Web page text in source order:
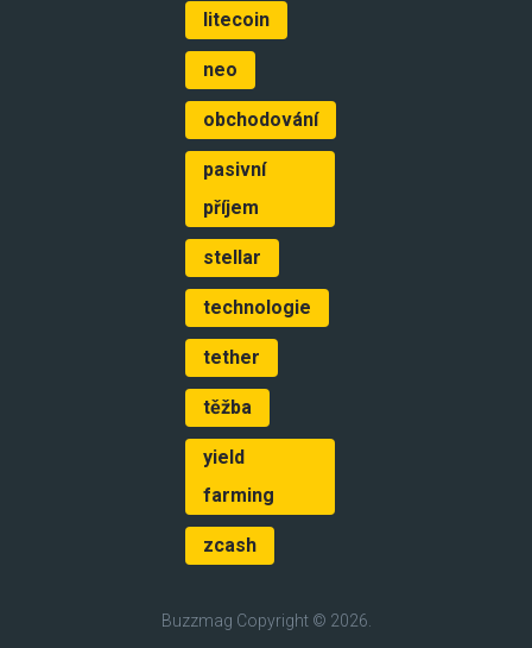
litecoin
neo
obchodování
pasivní
příjem
stellar
technologie
tether
těžba
yield
farming
zcash
Buzzmag Copyright © 2026.